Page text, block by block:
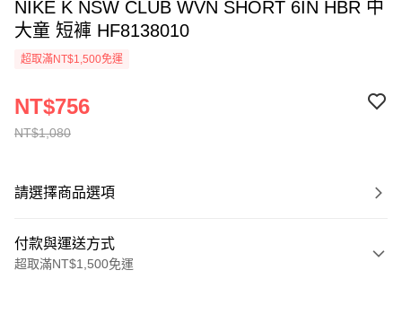
NIKE K NSW CLUB WVN SHORT 6IN HBR 中
大童 短褲 HF8138010
超取滿NT$1,500免運
NT$1,080
NT$756
請選擇商品選項
付款與運送方式
超取滿NT$1,500免運